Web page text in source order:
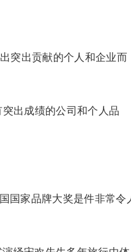
突出贡献的个人和企业而
出成绩的公司和个人品
国家品牌大奖是件非常令